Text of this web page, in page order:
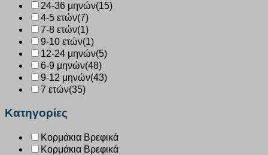
24-36 μηνών(15)
4-5 ετών(7)
7-8 ετών(1)
9-10 ετών(1)
12-24 μηνών(5)
6-9 μηνών(48)
9-12 μηνών(43)
7 ετών(35)
Κατηγορίες
Κορμάκια Βρεφικά
Κορμάκια Βρεφικά